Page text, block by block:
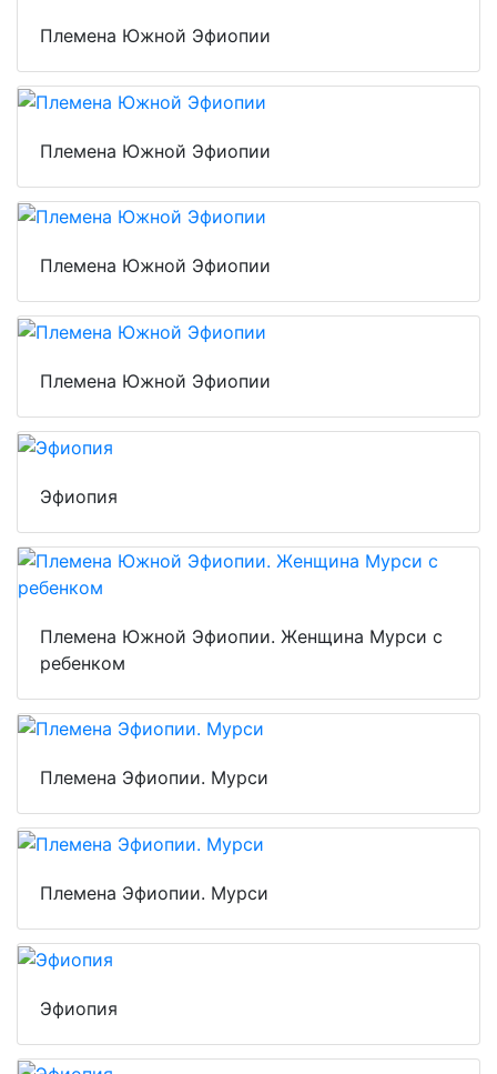
Племена Южной Эфиопии
Племена Южной Эфиопии
Племена Южной Эфиопии
Племена Южной Эфиопии
Эфиопия
Племена Южной Эфиопии. Женщина Мурси с
ребенком
Племена Эфиопии. Мурси
Племена Эфиопии. Мурси
Эфиопия